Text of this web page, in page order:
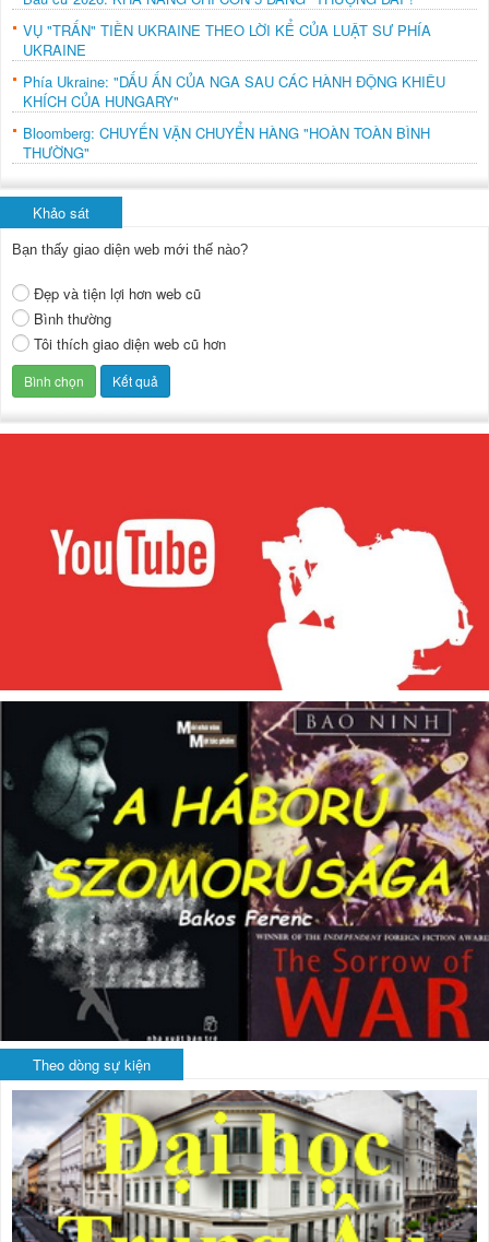
VỤ "TRẤN" TIỀN UKRAINE THEO LỜI KỂ CỦA LUẬT SƯ PHÍA
UKRAINE
Phía Ukraine: "DẤU ẤN CỦA NGA SAU CÁC HÀNH ĐỘNG KHIÊU
KHÍCH CỦA HUNGARY"
Bloomberg: CHUYẾN VẬN CHUYỂN HÀNG "HOÀN TOÀN BÌNH
THƯỜNG"
Khảo sát
Bạn thấy giao diện web mới thế nào?
Đẹp và tiện lợi hơn web cũ
Bình thường
Tôi thích giao diện web cũ hơn
Theo dòng sự kiện